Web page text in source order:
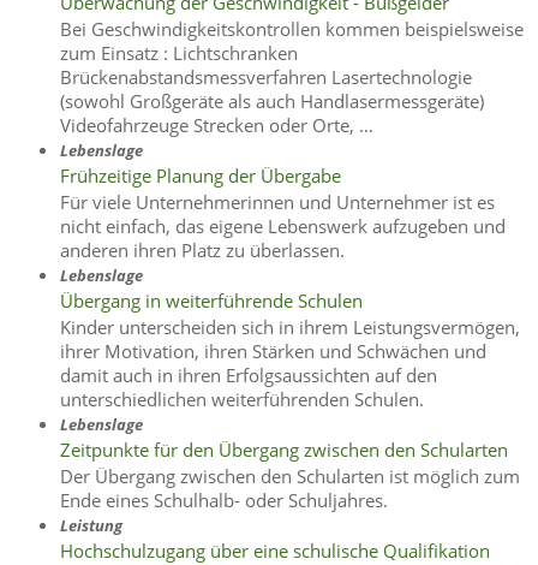
Bei Geschwindigkeitskontrollen kommen beispielsweise
zum Einsatz : Lichtschranken
Brückenabstandsmessverfahren Lasertechnologie
(sowohl Großgeräte als auch Handlasermessgeräte)
Videofahrzeuge Strecken oder Orte, …
Lebenslage
Frühzeitige Planung der Übergabe
Für viele Unternehmerinnen und Unternehmer ist es
nicht einfach, das eigene Lebenswerk aufzugeben und
anderen ihren Platz zu überlassen.
Lebenslage
Übergang in weiterführende Schulen
Kinder unterscheiden sich in ihrem Leistungsvermögen,
ihrer Motivation, ihren Stärken und Schwächen und
damit auch in ihren Erfolgsaussichten auf den
unterschiedlichen weiterführenden Schulen.
Lebenslage
Zeitpunkte für den Übergang zwischen den Schularten
Der Übergang zwischen den Schularten ist möglich zum
Ende eines Schulhalb- oder Schuljahres.
Leistung
Hochschulzugang über eine schulische Qualifikation